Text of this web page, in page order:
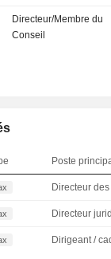
Directeur/Membre du
Conseil
Poste